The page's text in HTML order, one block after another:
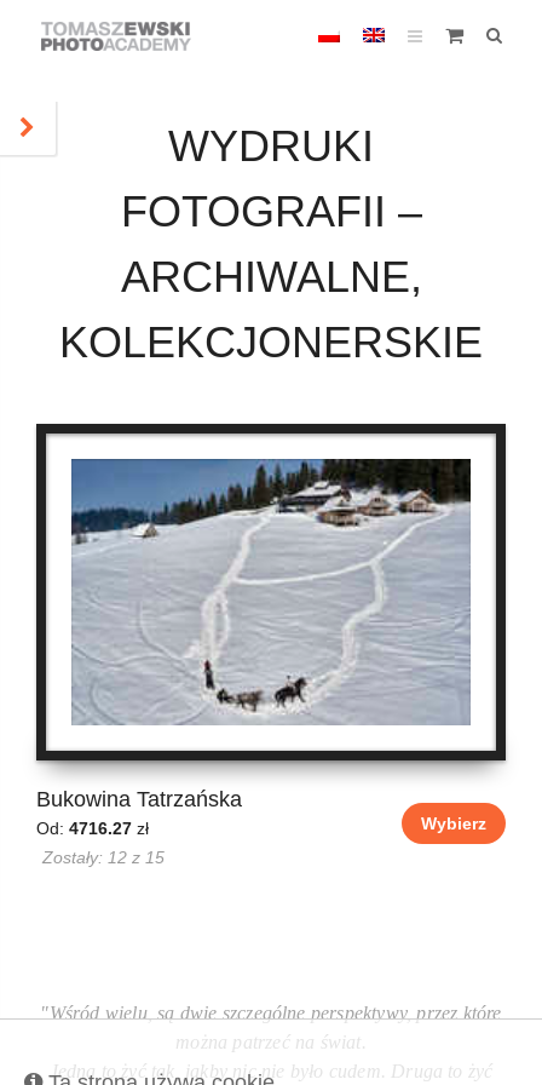
WYDRUKI
FOTOGRAFII –
ARCHIWALNE,
KOLEKCJONERSKIE
Bukowina Tatrzańska
Od: 4716.27 zł
Zostały: 12 z 15
Wybierz
"Wśród wielu, są dwie szczególne perspektywy, przez które
można patrzeć na świat.
Jedna to żyć tak, jakby nic nie było cudem. Druga to żyć